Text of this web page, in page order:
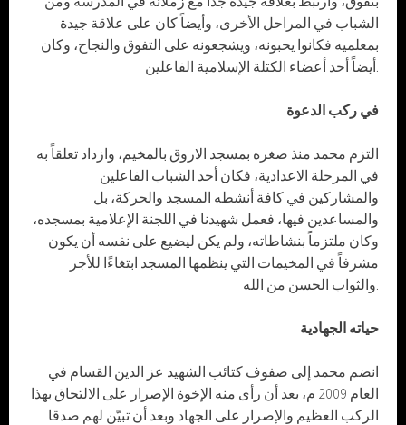
الشباب في المراحل الأخرى، وأيضاً كان على علاقة جيدة
بمعلميه فكانوا يحبونه، ويشجعونه على التفوق والنجاح، وكان
أيضاً أحد أعضاء الكتلة الإسلامية الفاعلين.
في ركب الدعوة
التزم محمد منذ صغره بمسجد الاروق بالمخيم، وازداد تعلقاً به
في المرحلة الاعدادية، فكان أحد الشباب الفاعلين
والمشاركين في كافة أنشطه المسجد والحركة، بل
والمساعدين فيها، فعمل شهيدنا في اللجنة الإعلامية بمسجده،
وكان ملتزماً بنشاطاته، ولم يكن ليضيع على نفسه أن يكون
مشرفاً في المخيمات التي ينظمها المسجد ابتغاءًا للأجر
حياته الجهادية
انضم محمد إلى صفوف كتائب الشهيد عز الدين القسام في
العام 2009 م، بعد أن رأى منه الإخوة الإصرار على الالتحاق بهذا
الركب العظيم والإصرار على الجهاد وبعد أن تبيّن لهم صدقا